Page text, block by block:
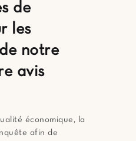
de
les
notre
avis
économique, la
afin de